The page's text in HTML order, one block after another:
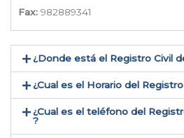
Fax: 982889341
¿Donde está el Registro Civil
¿Cual es el Horario del
¿Cual es el teléfono del
?